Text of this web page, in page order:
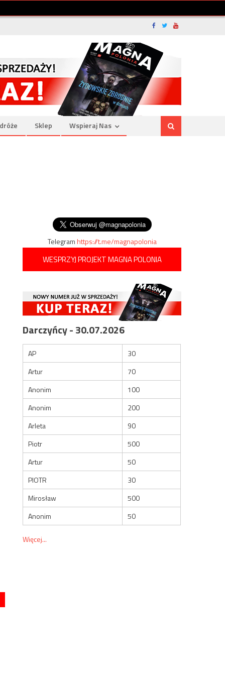
Sklep Wspieraj Nas
Telegramhttps://t.me/magnapolonia
WESPRZYJ PROJEKT MAGNA POLONIA
Darczyńcy - 30.07.2026
AP
30
Artur
70
Anonim
100
Anonim
200
Arleta
90
Piotr
500
Artur
50
PIOTR
30
Mirosław
500
Anonim
50
Więcej...